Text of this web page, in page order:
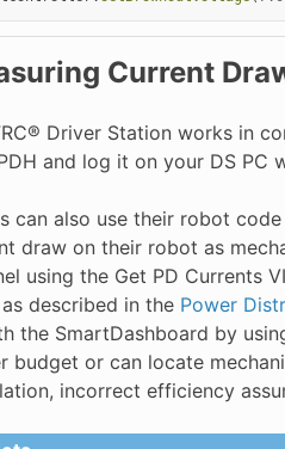
Current
Driver Station works in
and log it on your DS PC
can also use their robot
draw on their robot as
using the Get PD Currents
described in the Power
the SmartDashboard by
budget or can locate
incorrect efficiency